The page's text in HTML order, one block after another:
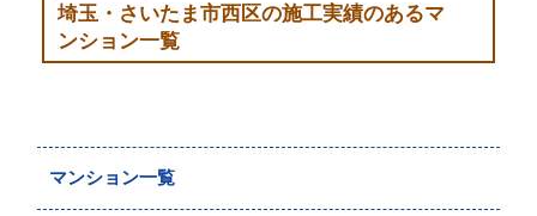
埼玉・さいたま市西区の施工実績のあるマ
ンション一覧
マンション一覧